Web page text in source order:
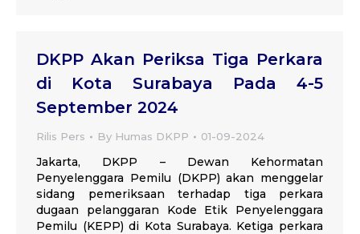
DKPP Akan Periksa Tiga Perkara
di Kota Surabaya Pada 4-5
September 2024
Rilis Pers By Humas DKPP 01-09-2024
Jakarta, DKPP – Dewan Kehormatan
Penyelenggara Pemilu (DKPP) akan menggelar
sidang pemeriksaan terhadap tiga perkara
dugaan pelanggaran Kode Etik Penyelenggara
Pemilu (KEPP) di Kota Surabaya. Ketiga perkara